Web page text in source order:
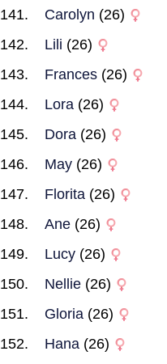
Carolyn (26)
Lili (26)
Frances (26)
Lora (26)
Dora (26)
May (26)
Florita (26)
Ane (26)
Lucy (26)
Nellie (26)
Gloria (26)
Hana (26)